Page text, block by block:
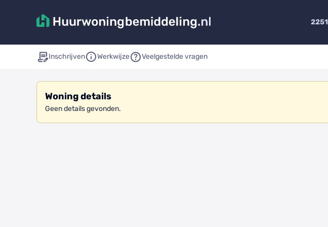
2251
Inschrijven Werkwijze Veelgestelde vragen
Woning details
Geen details gevonden.